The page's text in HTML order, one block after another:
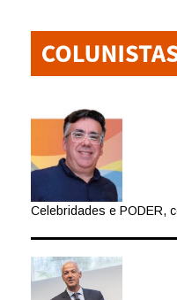
Celebridades e PODER,